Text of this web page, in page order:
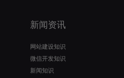
新闻资讯
网站建设知识
微信开发知识
新闻知识